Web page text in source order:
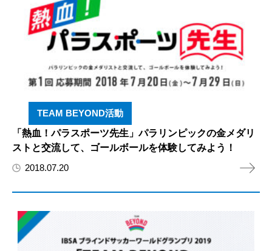
TEAM BEYOND活動
「熱血！パラスポーツ先生」パラリンピックの金メダリ
ストと交流して、ゴールボールを体験してみよう！
2018.07.20